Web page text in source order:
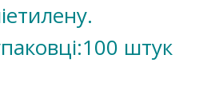
штук